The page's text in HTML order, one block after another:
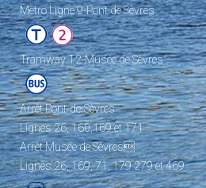
Metro Ligne 9-Pont de Sèvres
Tramway T2-Musée de Sèvres
Arrêt Pont-de-Sèvres
Lignes 26, 160,169 et 171
Arrêt Musée de Sèvres
Lignes 26, 169, 71, 179 279 et 469